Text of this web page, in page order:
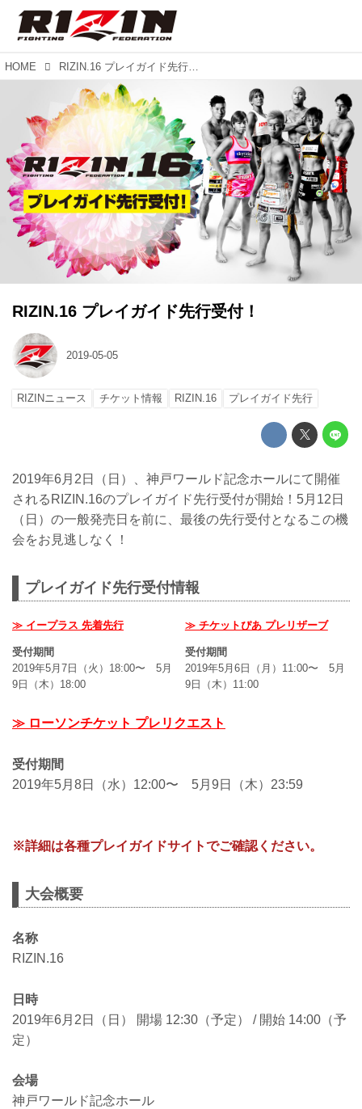
HOME RIZIN.16 プレイガイド先行受付！
RIZIN.16 プレイガイド先行受付！
2019-05-05
RIZINニュース チケット情報 RIZIN.16 プレイガイド先行
2019年6月2日（日）、神戸ワールド記念ホールにて開催
されるRIZIN.16のプレイガイド先行受付が開始！5月12日
（日）の一般発売日を前に、最後の先行受付となるこの機
会をお見逃しなく！
プレイガイド先行受付情報
≫ イープラス 先着先行
受付期間
2019年5月7日（火）18:00〜 5月
9日（木）18:00
≫ チケットぴあ プレリザーブ
受付期間
2019年5月6日（月）11:00〜 5月
9日（木）11:00
≫ ローソンチケット プレリクエスト
受付期間
2019年5月8日（水）12:00〜 5月9日（木）23:59
※詳細は各種プレイガイドサイトでご確認ください。
大会概要
名称
RIZIN.16
日時
2019年6月2日（日） 開場 12:30（予定） / 開始 14:00（予
定）
会場
神戸ワールド記念ホール